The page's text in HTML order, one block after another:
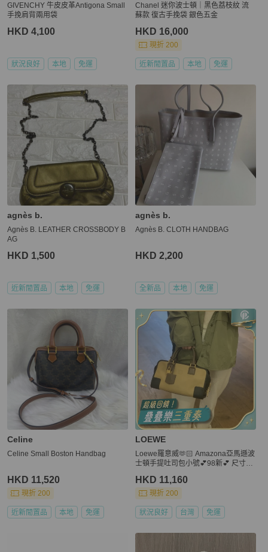
GIVENCHY 牛皮皮革Antigona Small
手挽肩背兩用袋
HKD 4,100
狀況良好 本地 免運
Chanel 迷你波士頓｜黑色荔枝紋 流
蘇款 復古手挽袋 銀色五金
HKD 16,000
現折 200
近新閒置品 本地 免運
agnès b.
Agnès B. LEATHER CROSSBODY B
AG
HKD 1,500
近新閒置品 本地 免運
agnès b.
Agnès B. CLOTH HANDBAG
HKD 2,200
全新品 本地 免運
Celine
Celine Small Boston Handbag
HKD 11,520
現折 200
近新閒置品 本地 免運
LOEWE
Loewe羅意威🫶🏻 Amazona亞馬遜波
士頓手提吐司包小號💕98新💕 尺寸：
HKD 11,160
現折 200
狀況良好 台灣 免運